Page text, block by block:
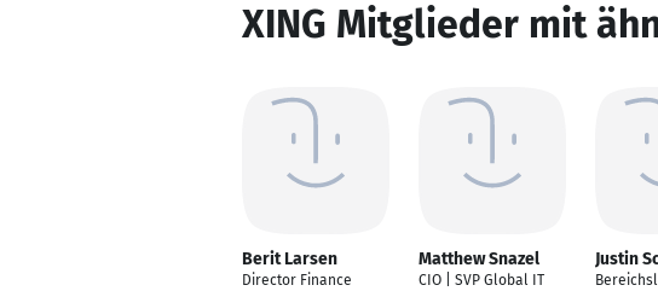
XING Mitglieder mit
Berit Larsen
Director Finance
Matthew Snazel
CIO | SVP Global IT
Justin